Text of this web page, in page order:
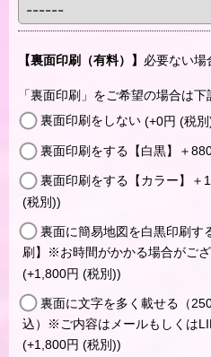
【裏面印刷（有料）】 必要ない場
「裏面印刷」をご希望の場合は
裏面印刷をしない (+0円 (税別
裏面印刷をする【白黒】＋
裏面印刷をする【カラー】＋
(税別))
裏面に簡易地図を白黒印刷す
刷】※お時間がかかる場合がござ
(+1,800円 (税別))
裏面に文字を多く載せる（
込）※ご内容はメールもしくは
(+1,800円 (税別))